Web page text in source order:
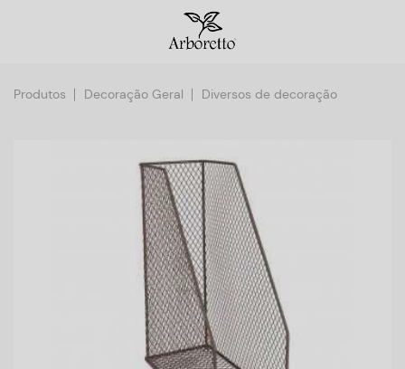
Produtos Decoração Geral Diversos de decoração